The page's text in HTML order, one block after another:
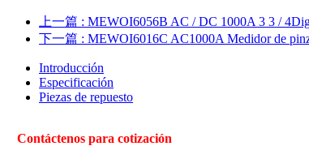
上一篇 : MEWOI6056B AC / DC 1000A 3 3 /
下一篇 : MEWOI6016C AC1000A Medidor de
Introducción
Especificación
Piezas de repuesto
Contáctenos para cotización